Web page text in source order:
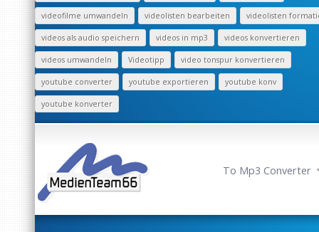
videofilme umwandeln videolisten bearbeiten videolisten
videos als audio speichern videos in mp3 videos konvertieren
videos umwandeln Videotipp video tonspur konvertieren
youtube converter youtube exportieren youtube konv
youtube konverter
To Mp3 Converter